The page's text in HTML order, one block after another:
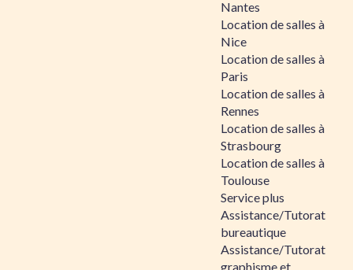
Nantes
Location de salles à
Nice
Location de salles à
Paris
Location de salles à
Rennes
Location de salles à
Strasbourg
Location de salles à
Toulouse
Service plus
Assistance/Tutorat
bureautique
Assistance/Tutorat
graphisme et